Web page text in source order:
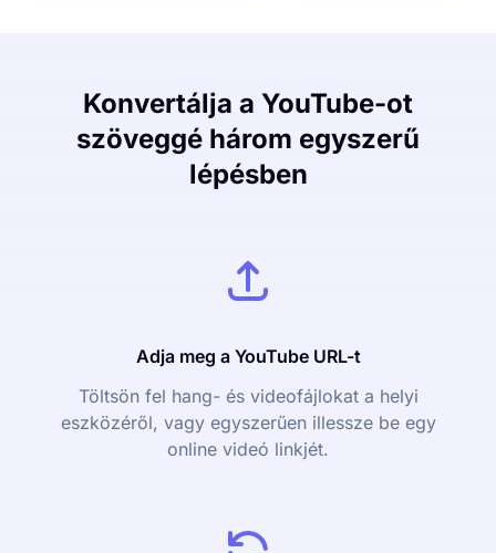
Konvertálja a YouTube-ot
szöveggé három egyszerű
lépésben
Adja meg a YouTube URL-t
Töltsön fel hang- és videofájlokat a helyi
eszközéről, vagy egyszerűen illessze be egy
online videó linkjét.